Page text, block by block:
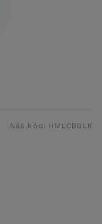
Náš kód: HMLCBBLK